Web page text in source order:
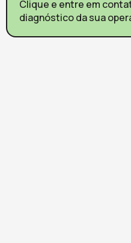
Clique e entre em
diagnóstico da sua